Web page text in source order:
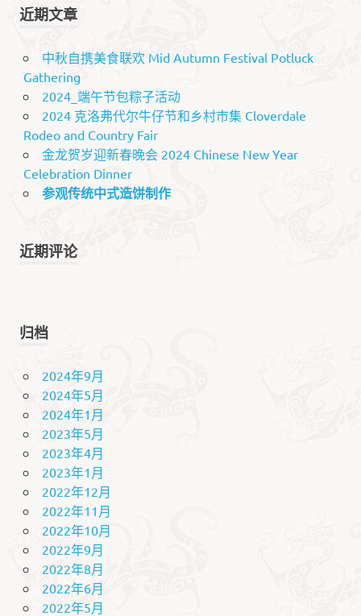
近期文章
中秋自携美食联欢 Mid Autumn Festival Potluck
Gathering
2024_端午节包粽子活动
2024 克洛弗代尔牛仔节和乡村市集 Cloverdale
Rodeo and Country Fair
金龙贺岁迎新春晚会 2024 Chinese New Year
Celebration Dinner
参观传统中式造饼制作
近期评论
归档
2024年9月
2024年5月
2024年1月
2023年5月
2023年4月
2023年1月
2022年12月
2022年11月
2022年10月
2022年9月
2022年8月
2022年6月
2022年5月